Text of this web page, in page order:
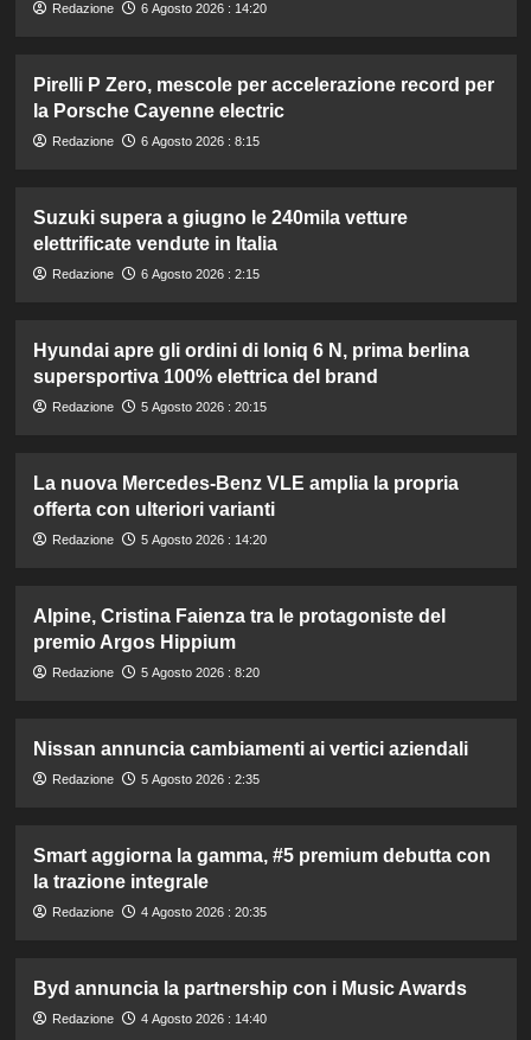
Redazione 6 Agosto 2026 : 14:20
Pirelli P Zero, mescole per accelerazione record per
la Porsche Cayenne electric
Redazione 6 Agosto 2026 : 8:15
Suzuki supera a giugno le 240mila vetture
elettrificate vendute in Italia
Redazione 6 Agosto 2026 : 2:15
Hyundai apre gli ordini di Ioniq 6 N, prima berlina
supersportiva 100% elettrica del brand
Redazione 5 Agosto 2026 : 20:15
La nuova Mercedes-Benz VLE amplia la propria
offerta con ulteriori varianti
Redazione 5 Agosto 2026 : 14:20
Alpine, Cristina Faienza tra le protagoniste del
premio Argos Hippium
Redazione 5 Agosto 2026 : 8:20
Nissan annuncia cambiamenti ai vertici aziendali
Redazione 5 Agosto 2026 : 2:35
Smart aggiorna la gamma, #5 premium debutta con
la trazione integrale
Redazione 4 Agosto 2026 : 20:35
Byd annuncia la partnership con i Music Awards
Redazione 4 Agosto 2026 : 14:40